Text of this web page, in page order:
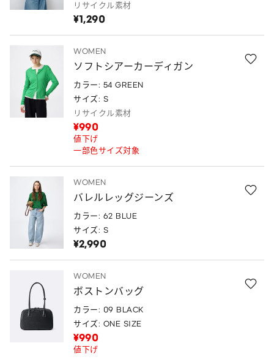
リサイクル素材
¥1,290
WOMEN
ソフトシアーカーディガン
カラー: 54 GREEN
サイズ: S
リサイクル素材
¥990
値下げ
一部色サイズ対象
WOMEN
バレルレッグジーンズ
カラー: 62 BLUE
サイズ: S
¥2,990
WOMEN
ボストンバッグ
カラー: 09 BLACK
サイズ: ONE SIZE
¥990
値下げ